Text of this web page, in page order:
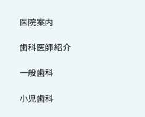
医院案内
歯科医師紹介
一般歯科
小児歯科